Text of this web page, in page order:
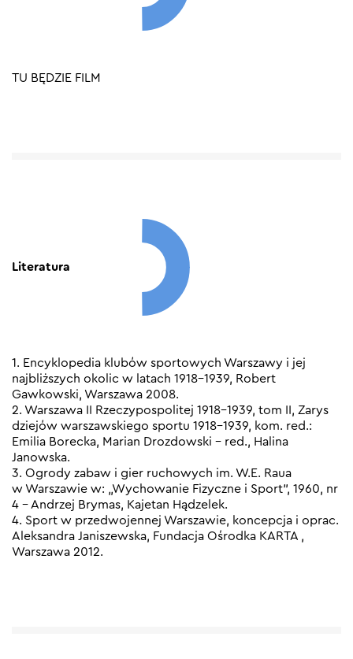
TU BĘDZIE FILM
Literatura
1. Encyklopedia klubów sportowych Warszawy i jej
najbliższych okolic w latach 1918-1939, Robert
Gawkowski, Warszawa 2008.
2. Warszawa II Rzeczypospolitej 1918-1939, tom II, Zarys
dziejów warszawskiego sportu 1918-1939, kom. red.:
Emilia Borecka, Marian Drozdowski – red., Halina
Janowska.
3. Ogrody zabaw i gier ruchowych im. W.E. Raua
w Warszawie w: „Wychowanie Fizyczne i Sport”, 1960, nr
4 – Andrzej Brymas, Kajetan Hądzelek.
4. Sport w przedwojennej Warszawie, koncepcja i oprac.
Aleksandra Janiszewska, Fundacja Ośrodka KARTA ,
Warszawa 2012.